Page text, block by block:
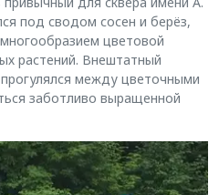
под сводом сосен и берёз,
цветовой
растений. Внештатный
между цветочными
заботливо выращенной